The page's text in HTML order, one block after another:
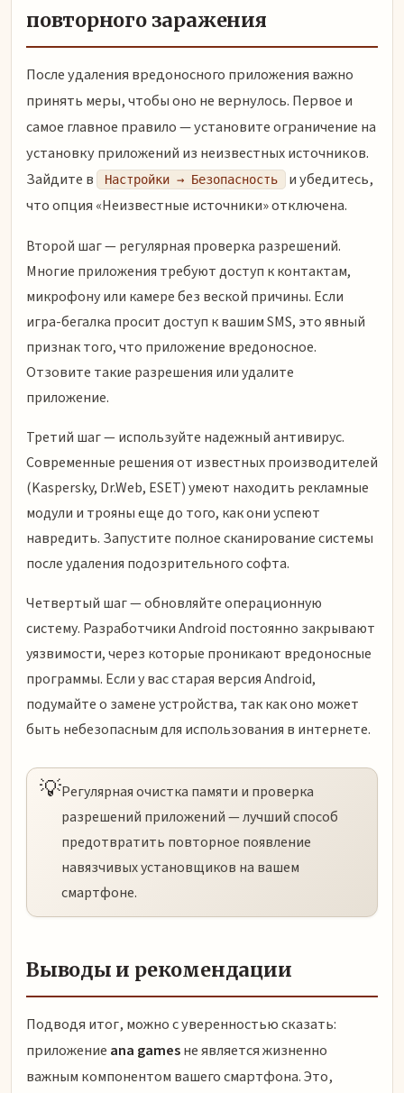
повторного заражения
После удаления вредоносного приложения важно
принять меры, чтобы оно не вернулось. Первое и
самое главное правило — установите ограничение на
установку приложений из неизвестных источников.
Зайдите в
Настройки → Безопасность
и убедитесь,
что опция «Неизвестные источники» отключена.
Второй шаг — регулярная проверка разрешений.
Многие приложения требуют доступ к контактам,
микрофону или камере без веской причины. Если
игра-бегалка просит доступ к вашим SMS, это явный
признак того, что приложение вредоносное.
Отзовите такие разрешения или удалите
приложение.
Третий шаг — используйте надежный антивирус.
Современные решения от известных производителей
(Kaspersky, Dr.Web, ESET) умеют находить рекламные
модули и трояны еще до того, как они успеют
навредить. Запустите полное сканирование системы
после удаления подозрительного софта.
Четвертый шаг — обновляйте операционную
систему. Разработчики Android постоянно закрывают
уязвимости, через которые проникают вредоносные
программы. Если у вас старая версия Android,
подумайте о замене устройства, так как оно может
быть небезопасным для использования в интернете.
💡Регулярная очистка памяти и проверка
разрешений приложений — лучший способ
предотвратить повторное появление
навязчивых установщиков на вашем
смартфоне.
Выводы и рекомендации
Подводя итог, можно с уверенностью сказать:
приложение ana gamesне является жизненно
важным компонентом вашего смартфона. Это,